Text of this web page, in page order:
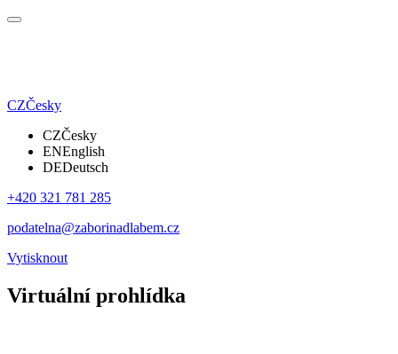
CZČesky
CZČesky
ENEnglish
DEDeutsch
+420 321 781 285
podatelna@zaborinadlabem.cz
Vytisknout
Virtuální prohlídka